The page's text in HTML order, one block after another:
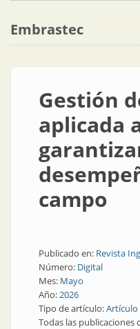
Embrastec
Gestión
aplicada
campo
Publicado en: Revista
Número: Digital
Mes: Mayo
Año:2026
Tipo de artículo:Artículo
Todas las publicaciones